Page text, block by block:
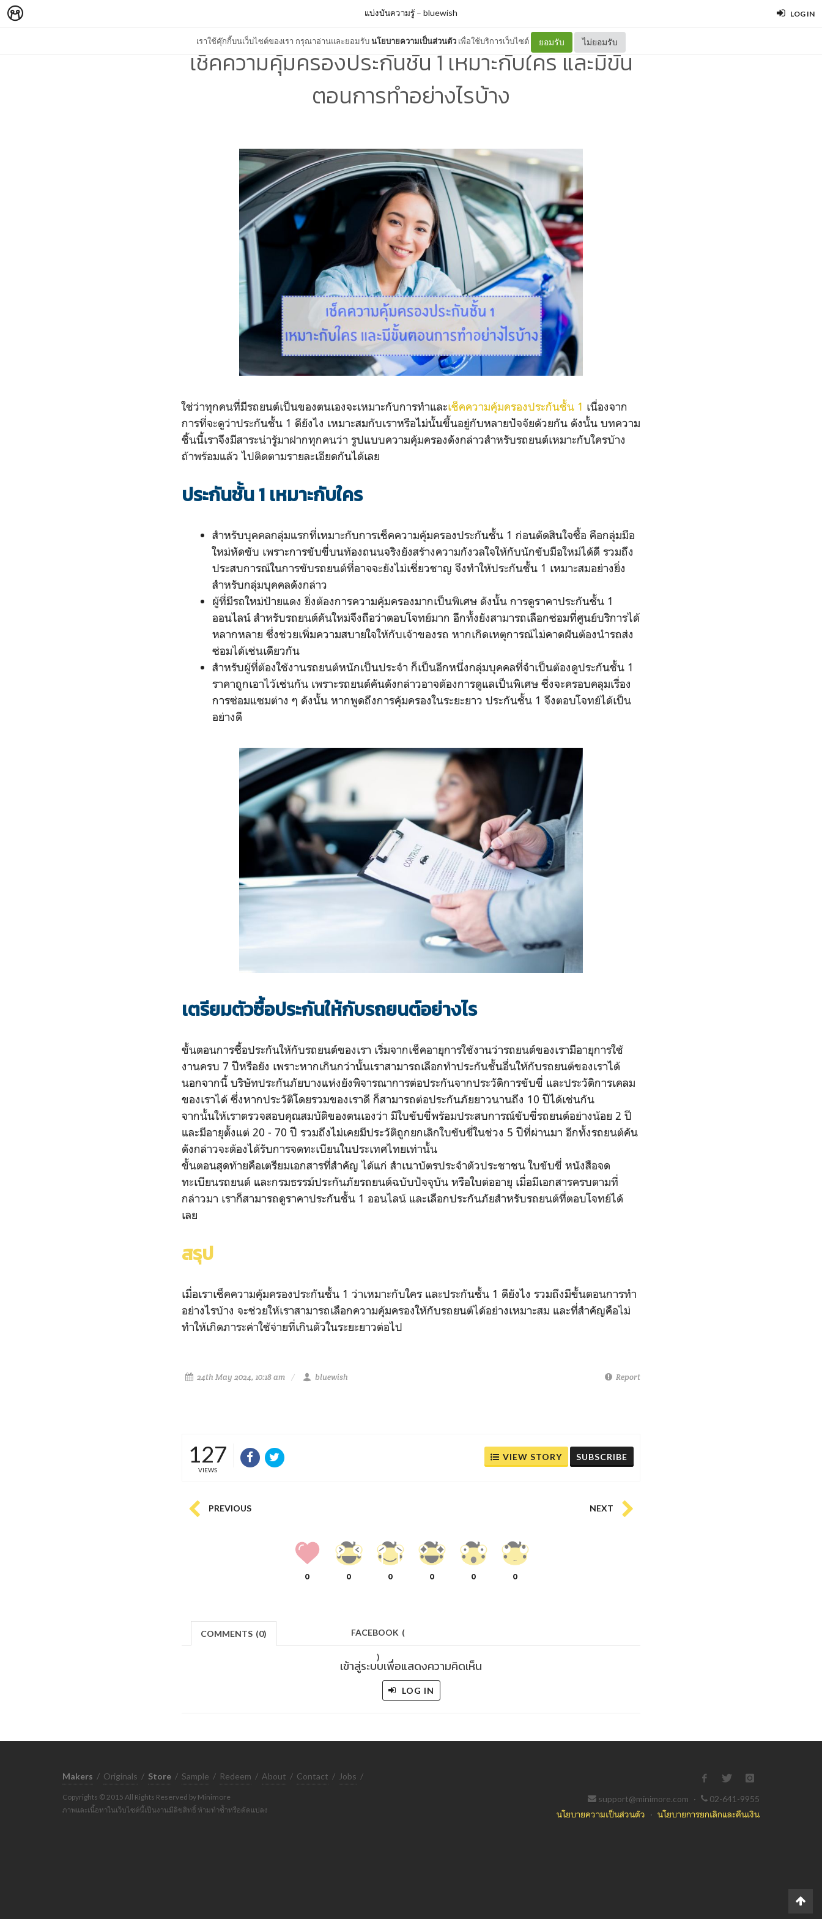
LOG IN
เราใช้คุ๊กกี้บนเว็บไซต์ของเรา กรุณาอ่านและยอมรับนโยบายความเป็นส่วนตัว เพื่อใช้บริการเว็บไซต์ ยอมรับ ไม่ยอมรับ
แบ่งปันความรู้ – bluewish
เช็คความคุ้มครองประกันชั้น 1 เหมาะกับใคร และมีขั้น
ตอนการทำอย่างไรบ้าง
ใช่ว่าทุกคนที่มีรถยนต์เป็นของตนเองจะเหมาะกับการทำและเช็คความคุ้มครองประกันชั้น 1 เนื่องจาก
การที่จะดูว่าประกันชั้น 1 ดียังไง เหมาะสมกับเราหรือไม่นั้นขึ้นอยู่กับหลายปัจจัยด้วยกัน ดังนั้น บทความ
ชิ้นนี้เราจึงมีสาระน่ารู้มาฝากทุกคนว่า รูปแบบความคุ้มครองดังกล่าวสำหรับรถยนต์เหมาะกับใครบ้าง
ถ้าพร้อมแล้ว ไปติดตามรายละเอียดกันได้เลย
ประกันชั้น 1 เหมาะกับใคร
สำหรับบุคคลกลุ่มแรกที่เหมาะกับการเช็คความคุ้มครองประกันชั้น 1 ก่อนตัดสินใจซื้อ คือกลุ่มมือ
ใหม่หัดขับ เพราะการขับขี่บนท้องถนนจริงยังสร้างความกังวลใจให้กับนักขับมือใหม่ได้ดี รวมถึง
ประสบการณ์ในการขับรถยนต์ที่อาจจะยังไม่เชี่ยวชาญ จึงทำให้ประกันชั้น 1 เหมาะสมอย่างยิ่ง
สำหรับกลุ่มบุคคลดังกล่าว
ผู้ที่มีรถใหม่ป้ายแดง ยิ่งต้องการความคุ้มครองมากเป็นพิเศษ ดังนั้น การดูราคาประกันชั้น 1
ออนไลน์ สำหรับรถยนต์คันใหม่จึงถือว่าตอบโจทย์มาก อีกทั้งยังสามารถเลือกซ่อมที่ศูนย์บริการได้
หลากหลาย ซึ่งช่วยเพิ่มความสบายใจให้กับเจ้าของรถ หากเกิดเหตุการณ์ไม่คาดฝันต้องนำรถส่ง
ซ่อมได้เช่นเดียวกัน
สำหรับผู้ที่ต้องใช้งานรถยนต์หนักเป็นประจำ ก็เป็นอีกหนึ่งกลุ่มบุคคลที่จำเป็นต้องดูประกันชั้น 1
ราคาถูกเอาไว้เช่นกัน เพราะรถยนต์คันดังกล่าวอาจต้องการดูแลเป็นพิเศษ ซึ่งจะครอบคลุมเรื่อง
การซ่อมแซมต่าง ๆ ดังนั้น หากพูดถึงการคุ้มครองในระยะยาว ประกันชั้น 1 จึงตอบโจทย์ได้เป็น
อย่างดี
เตรียมตัวซื้อประกันให้กับรถยนต์อย่างไร
ขั้นตอนการซื้อประกันให้กับรถยนต์ของเรา เริ่มจากเช็คอายุการใช้งานว่ารถยนต์ของเรามีอายุการใช้
งานครบ 7 ปีหรือยัง เพราะหากเกินกว่านั้นเราสามารถเลือกทำประกันชั้นอื่นให้กับรถยนต์ของเราได้
นอกจากนี้ บริษัทประกันภัยบางแห่งยังพิจารณาการต่อประกันจากประวัติการขับขี่ และประวัติการเคลม
ของเราได้ ซึ่งหากประวัติโดยรวมของเราดี ก็สามารถต่อประกันภัยยาวนานถึง 10 ปีได้เช่นกัน
จากนั้นให้เราตรวจสอบคุณสมบัติของตนเองว่า มีใบขับขี่พร้อมประสบการณ์ขับขี่รถยนต์อย่างน้อย 2 ปี
และมีอายุตั้งแต่ 20 - 70 ปี รวมถึงไม่เคยมีประวัติถูกยกเลิกใบขับขี่ในช่วง 5 ปีที่ผ่านมา อีกทั้งรถยนต์คัน
ดังกล่าวจะต้องได้รับการจดทะเบียนในประเทศไทยเท่านั้น
ขั้นตอนสุดท้ายคือเตรียมเอกสารที่สำคัญ ได้แก่ สำเนาบัตรประจำตัวประชาชน ใบขับขี่ หนังสือจด
ทะเบียนรถยนต์ และกรมธรรม์ประกันภัยรถยนต์ฉบับปัจจุบัน หรือใบต่ออายุ เมื่อมีเอกสารครบตามที่
กล่าวมา เราก็สามารถดูราคาประกันชั้น 1 ออนไลน์ และเลือกประกันภัยสำหรับรถยนต์ที่ตอบโจทย์ได้
เลย
สรุป
เมื่อเราเช็คความคุ้มครองประกันชั้น 1 ว่าเหมาะกับใคร และประกันชั้น 1 ดียังไง รวมถึงมีขั้นตอนการทำ
อย่างไรบ้าง จะช่วยให้เราสามารถเลือกความคุ้มครองให้กับรถยนต์ได้อย่างเหมาะสม และที่สำคัญคือไม่
ทำให้เกิดภาระค่าใช้จ่ายที่เกินตัวในระยะยาวต่อไป
24th May 2024, 10:18 am bluewish Report
127
VIEWS
VIEW STORY SUBSCRIBE
PREVIOUS NEXT
0 0 0 0 0 0
COMMENTS (0) FACEBOOK (
)
เข้าสู่ระบบเพื่อแสดงความคิดเห็น
LOG IN
Makers / Originals / Store / Sample / Redeem / About / Contact / Jobs /
Copyrights © 2015 All Rights Reserved by Minimore
ภาพและเนื้อหาในเว็บไซต์นี้เป็นงานมีลิขสิทธิ์ ห้ามทำซ้ำหรือดัดแปลง
support@minimore.com ·
02-641-9955
นโยบายความเป็นส่วนตัว · นโยบายการยกเลิกและคืนเงิน